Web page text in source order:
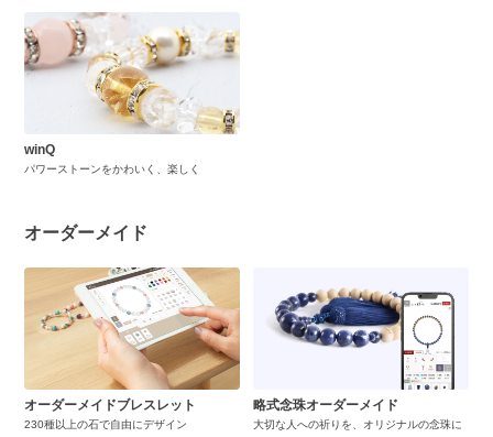
winQ
パワーストーンをかわいく、楽しく
オーダーメイド
オーダーメイドブレスレット
230種以上の石で自由にデザイン
略式念珠オーダーメイド
大切な人への祈りを、オリジナルの念珠に